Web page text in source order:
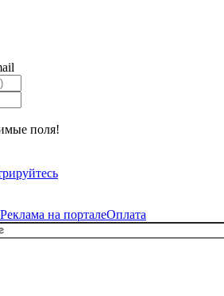
поля!
Реклама на порталеОплата